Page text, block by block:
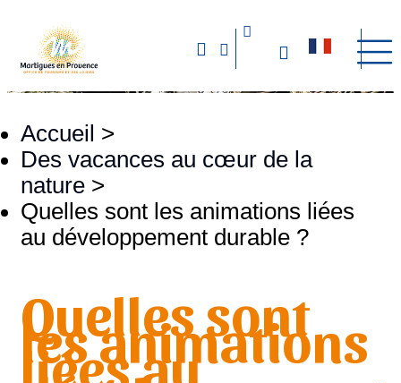
Accueil >
Des vacances au cœur de la
nature >
Quelles sont les animations liées
au développement durable ?
Quelles sont
les animations
liées au